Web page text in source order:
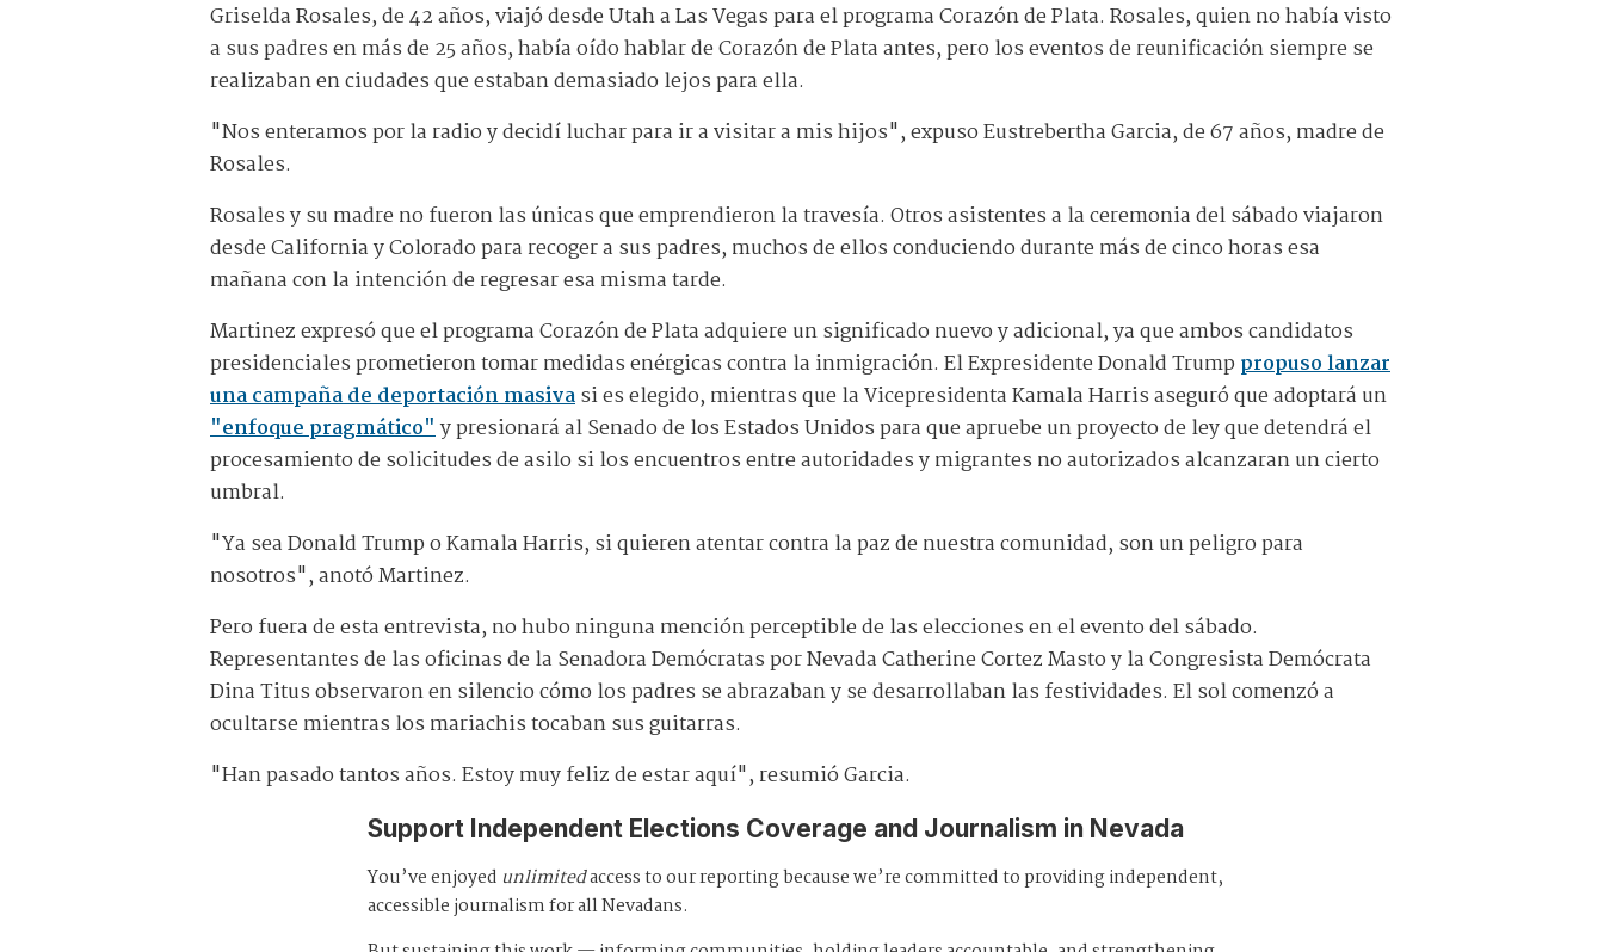
Griselda Rosales, de 42 años, viajó desde Utah a Las Vegas para el programa Corazón de Plata. Rosales, quien no había visto
a sus padres en más de 25 años, había oído hablar de Corazón de Plata antes, pero los eventos de reunificación siempre se
realizaban en ciudades que estaban demasiado lejos para ella.
"Nos enteramos por la radio y decidí luchar para ir a visitar a mis hijos", expuso Eustrebertha Garcia, de 67 años, madre de
Rosales.
Rosales y su madre no fueron las únicas que emprendieron la travesía. Otros asistentes a la ceremonia del sábado viajaron
desde California y Colorado para recoger a sus padres, muchos de ellos conduciendo durante más de cinco horas esa
mañana con la intención de regresar esa misma tarde.
Martinez expresó que el programa Corazón de Plata adquiere un significado nuevo y adicional, ya que ambos candidatos
presidenciales prometieron tomar medidas enérgicas contra la inmigración. El Expresidente Donald Trump propuso lanzar
una campaña de deportación masivasi es elegido, mientras que la Vicepresidenta Kamala Harris aseguró que adoptará un
"enfoque pragmático"y presionará al Senado de los Estados Unidos para que apruebe un proyecto de ley que detendrá el
procesamiento de solicitudes de asilo si los encuentros entre autoridades y migrantes no autorizados alcanzaran un cierto
umbral.
"Ya sea Donald Trump o Kamala Harris, si quieren atentar contra la paz de nuestra comunidad, son un peligro para
nosotros", anotó Martinez.
Pero fuera de esta entrevista, no hubo ninguna mención perceptible de las elecciones en el evento del sábado.
Representantes de las oficinas de la Senadora Demócratas por Nevada Catherine Cortez Masto y la Congresista Demócrata
Dina Titus observaron en silencio cómo los padres se abrazaban y se desarrollaban las festividades. El sol comenzó a
ocultarse mientras los mariachis tocaban sus guitarras.
"Han pasado tantos años. Estoy muy feliz de estar aquí", resumió Garcia.
Support Independent Elections Coverage and Journalism in Nevada
You’ve enjoyed unlimitedaccess to our reporting because we’re committed to providing independent,
accessible journalism for all Nevadans.